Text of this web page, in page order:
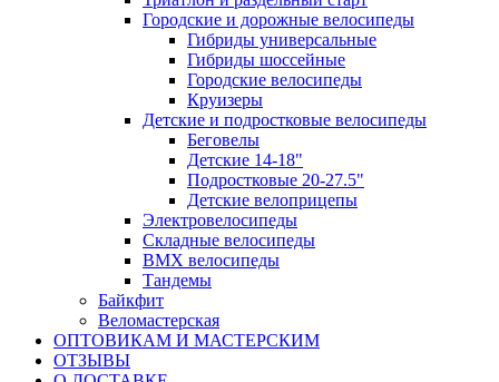
Городские и дорожные велосипеды
Гибриды универсальные
Гибриды шоссейные
Городские велосипеды
Круизеры
Детские и подростковые велосипеды
Беговелы
Детские 14-18"
Подростковые 20-27.5"
Детские велоприцепы
Электровелосипеды
Складные велосипеды
BMX велосипеды
Тандемы
Байкфит
Веломастерская
ОПТОВИКАМ И МАСТЕРСКИМ
ОТЗЫВЫ